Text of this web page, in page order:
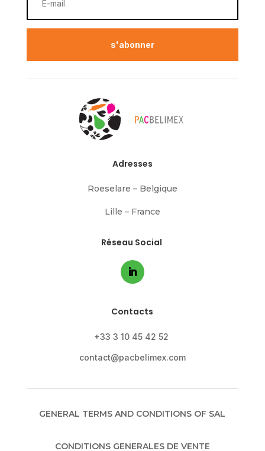
s'abonner
Adresses
Roeselare – Belgique
Lille – France
Réseau Social
Contacts
+33 3 10 45 42 52
contact@pacbelimex.com
GENERAL TERMS AND CONDITIONS OF SAL
CONDITIONS GENERALES DE VENTE